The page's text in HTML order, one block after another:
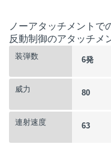
ノーアタッチメントで
反動制御のアタッチメ
装弾数 6発
威力 80
連射速度 63